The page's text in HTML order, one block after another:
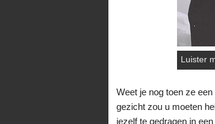
Luister
Weet je nog toen ze
gezicht zou u moeten
jezelf te gedragen in